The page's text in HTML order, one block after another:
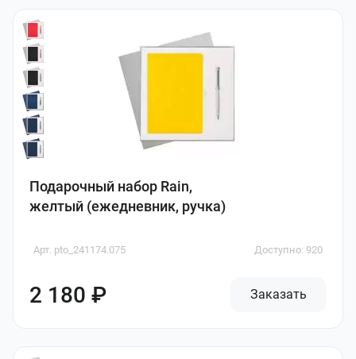
Подарочный набор Rain,
желтый (ежедневник, ручка)
Арт. pto_241174.075 Доступно: 920
2 180 ₽ Заказать